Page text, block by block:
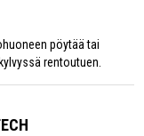
pöytää tai
rentoutuen.